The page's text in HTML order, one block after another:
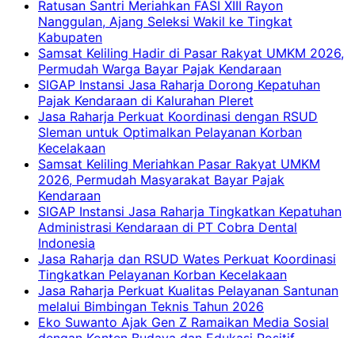
Ratusan Santri Meriahkan FASI XIII Rayon
Nanggulan, Ajang Seleksi Wakil ke Tingkat
Kabupaten
Samsat Keliling Hadir di Pasar Rakyat UMKM 2026,
Permudah Warga Bayar Pajak Kendaraan
SIGAP Instansi Jasa Raharja Dorong Kepatuhan
Pajak Kendaraan di Kalurahan Pleret
Jasa Raharja Perkuat Koordinasi dengan RSUD
Sleman untuk Optimalkan Pelayanan Korban
Kecelakaan
Samsat Keliling Meriahkan Pasar Rakyat UMKM
2026, Permudah Masyarakat Bayar Pajak
Kendaraan
SIGAP Instansi Jasa Raharja Tingkatkan Kepatuhan
Administrasi Kendaraan di PT Cobra Dental
Indonesia
Jasa Raharja dan RSUD Wates Perkuat Koordinasi
Tingkatkan Pelayanan Korban Kecelakaan
Jasa Raharja Perkuat Kualitas Pelayanan Santunan
melalui Bimbingan Teknis Tahun 2026
Eko Suwanto Ajak Gen Z Ramaikan Media Sosial